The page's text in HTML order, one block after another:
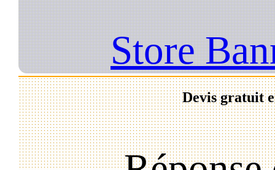
Store
Devis gratuit